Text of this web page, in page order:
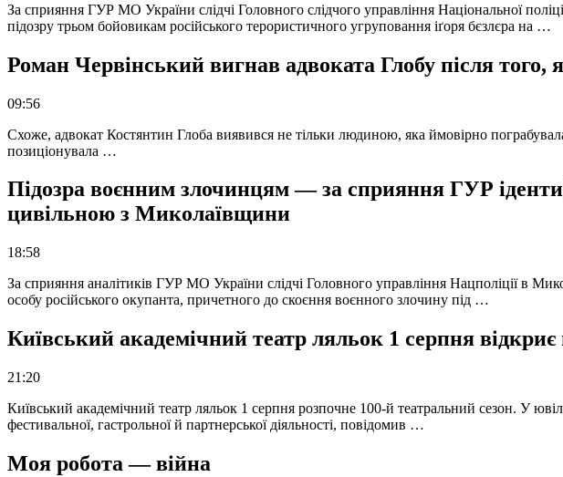
За сприяння ГУР МО України слідчі Головного слідчого управління Національної
підозру трьом бойовикам російського терористичного угруповання іґоря бєзлєра на …
Роман Червінський вигнав адвоката Глобу після того,
09:56
Схоже, адвокат Костянтин Глоба виявився не тільки людиною, яка ймовірно
позиціонувала …
Підозра воєнним злочинцям — за сприяння ГУР
цивільною з Миколаївщини
18:58
За сприяння аналітиків ГУР МО України слідчі Головного управління Нацполіції в
особу російського окупанта, причетного до скоєння воєнного злочину під …
Київський академічний театр ляльок 1 серпня
21:20
Київський академічний театр ляльок 1 серпня розпочне 100-й театральний сезон. У
фестивальної, гастрольної й партнерської діяльності, повідомив …
Моя робота — війна